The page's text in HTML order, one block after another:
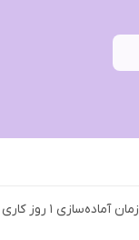
زمان آماده‌سازی 1 روز کاری